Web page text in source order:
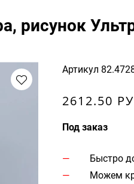
рисунок
Артикул
2612.50
Под заказ
Быстро
Можем